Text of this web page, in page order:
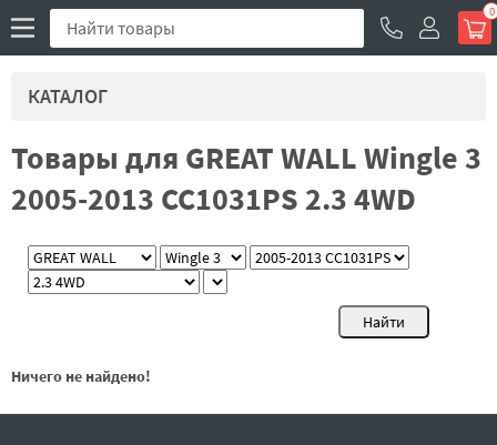
0
КАТАЛОГ
Товары для GREAT WALL Wingle 3
2005-2013 CC1031PS 2.3 4WD
Ничего не найдено!